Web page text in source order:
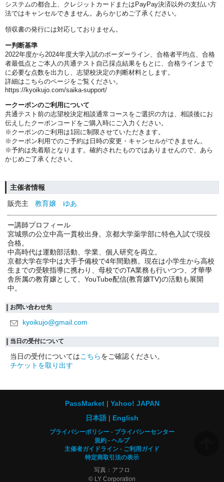
システムの都合上、クレジットカードまたはPayPay決済以外の支払い方
法ではキャンセルできません。あらかじめご了承ください。
領収書の発行には対応しておりません。
ー判断基準
2022年度から2024年度大学入試のボーダーライン、合格者平均点、合格
者最低点とご本人の共通テスト自己採点結果をもとに、合格ラインまで
に必要な点数を出力し、志望校決定の判断材料とします。
詳細はこちらのページをご覧ください。
https://kyoikujo.com/saika-support/
ークーポンのご利用について
共通テスト前の志望校決定相談通常コースをご選択の方は、相談後にお
伝えしたクーポンコードをご購入時にご入力ください。
※クーポンのご利用は1回に制限させていただきます。
※クーポン利用でのご予約は日時の変更・キャンセルができません。
※予約は先着順となります。確約されたものではありませんので、あら
かじめご了承ください。
主催者情報
販売主
教育嬢 ゆあ
ー講師プロフィール
宮城県の公立中高一貫校出身。京都大学薬学部に特色入試で現役
合格。
中高時代は運動部活動、学業、個人研究を両立。
京都大学在学中は大手予備校で4年間勤務。現在は小学生から高校
生までの受験指導に携わり、母校でのTA業務も行いつつ、才華學
舎所属の教育嬢として、YouTube配信(教育嬢TV)の活動も展開
中。
お問い合わせ先
kyoikujo@gmail.com
当日の受付について
当日の受付についてはこちらをご確認ください。
チケットを取り出す
PassMarket
Yahoo! JAPAN
日本語
English
プライバシーポリシー
プライバシーセンター
規約
ヘルプ
主催者ガイドライン
ご利用ガイド
特定商取引法の表示
写真：アフロ
© LY Corporation